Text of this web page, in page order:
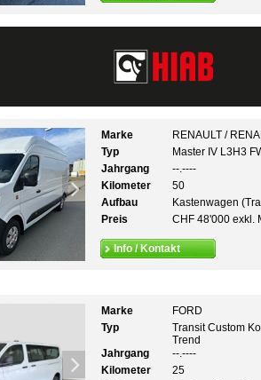
Marke
RENAULT /
Typ
Master IV L3H3
Jahrgang
--.----
Kilometer
50
Aufbau
Kastenwagen
Preis
CHF 48'000 exkl.
Info / Kontakt
Marke
FORD
Typ
Transit Custom
Trend
Jahrgang
--.----
Kilometer
25